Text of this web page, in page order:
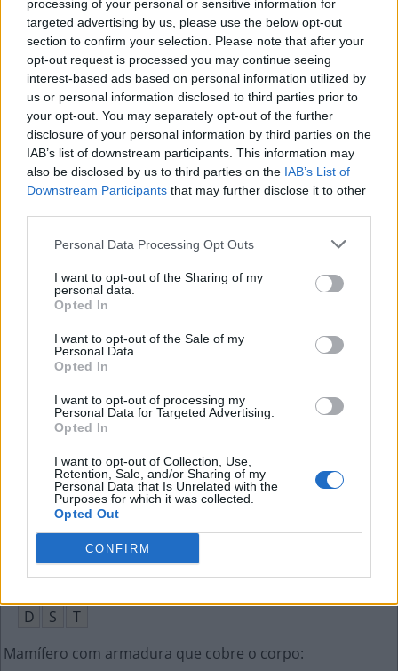
processing of your personal or sensitive information for
targeted advertising by us, please use the below opt-out
section to confirm your selection. Please note that after your
opt-out request is processed you may continue seeing
interest-based ads based on personal information utilized by
us or personal information disclosed to third parties prior to
your opt-out. You may separately opt-out of the further
disclosure of your personal information by third parties on the
IAB’s list of downstream participants. This information may
also be disclosed by us to third parties on the IAB’s List of
Downstream Participants that may further disclose it to other
Personal Data Processing Opt Outs
I want to opt-out of the Sharing of my
personal data.
Opted In
I want to opt-out of the Sale of my
Personal Data.
Opted In
I want to opt-out of processing my
Personal Data for Targeted Advertising.
Opted In
I want to opt-out of Collection, Use,
Retention, Sale, and/or Sharing of my
Personal Data that Is Unrelated with the
Purposes for which it was collected.
Opted Out
CONFIRM
Mini Janeiro 14 2023 Cruzadinha
D S
T
A
T U M
Tablet clássico da Apple :
Manifestação da vontade do eleitor
O T
O
Texto publicitário inserido em meio a transmissões
P O
T
Habilidade ou talento natural:
Antiga sigla de doença sexualmente transmissível:
D
S
T
Mamífero com armadura que cobre o corpo: